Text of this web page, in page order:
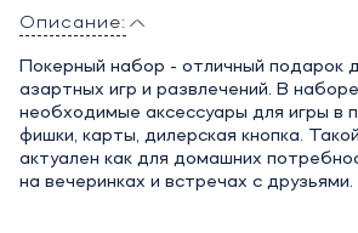
Описание:
Покерный набор - отличный подарок
азартных игр и развлечений. В
необходимые аксессуары для игры в
фишки, карты, дилерская кнопка.
актуален как для домашних
на вечеринках и встречах с друзьями.